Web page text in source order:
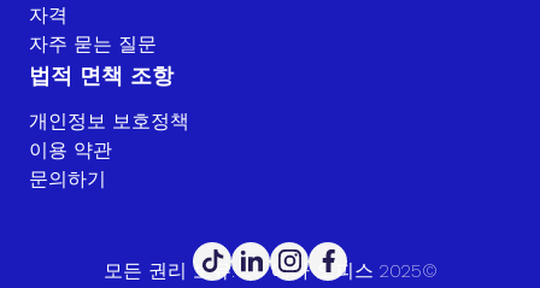
자격
자주 묻는 질문
법적 면책 조항
개인정보 보호정책
이용 약관
문의하기
모든 권리 보유. EU 에타 오피스 2025©